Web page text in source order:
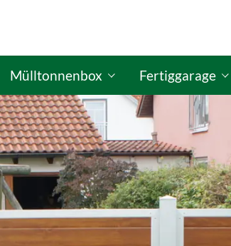
Konfigurator
Mülltonnenbox
GO-ISO Mülltonnenbox-Konfigurator
Fertiggarage
GO-ISO